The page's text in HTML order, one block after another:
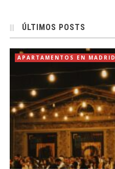
ÚLTIMOS POSTS
APARTAMENTOS EN MADRID